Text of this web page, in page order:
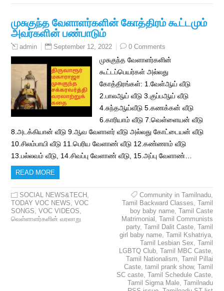
முசுகுந்த வேளாளர்களின் கோத்திரம் கூட்டமும்
அவர்களின் பண்பாடும்
admin September 12, 2022 0 Comments
முசுகுந்த வேளாளர்களின்
கூட்டப்பெயர்கள் அல்லது
கோத்திரங்கள்: 1.வேள்ஆய் வீடு
2.பாலஆய் வீடு 3.குப்பஆய் வீடு
4.சுந்தஆய்வீடு 5.கணக்கன் வீடு
6.காரியாம் வீடு 7.வெள்ளையன் வீடு
8.அடக்கியான் வீடு 9.ஆவ வேளாளர் வீடு அல்லது கோட்டையன் வீடு
10.சிலம்பாயி வீடு 11.பெரிய வேளாண் வீடு 12.கண்ணாம் வீடு
13.பல்லவம் வீடு, 14.சிவப்பு வேளாண் வீடு, 15.அப்பு வேளாண்…
READ MORE
SOCIAL NEWS&TECH ,
TODAY VOC NEWS,VOC
SONGS,VOC VIDEOS,
வெள்ளாளர்களின் வரலாறு
Community in Tamilnadu,
Tamil Backward Classes, Tamil
boy baby name, Tamil Caste
Matrimonial , Tamil Communists
party, Tamil Dalit Caste, Tamil
girl baby name, Tamil Kshatriya,
Tamil Lesbian Sex, Tamil
LGBTQ Club, Tamil MBC Caste,
Tamil Nationalism, Tamil Pillai
Caste, tamil prank show, Tamil
SC caste, Tamil Schedule Caste,
Tamil Sigma Male, Tamilnadu